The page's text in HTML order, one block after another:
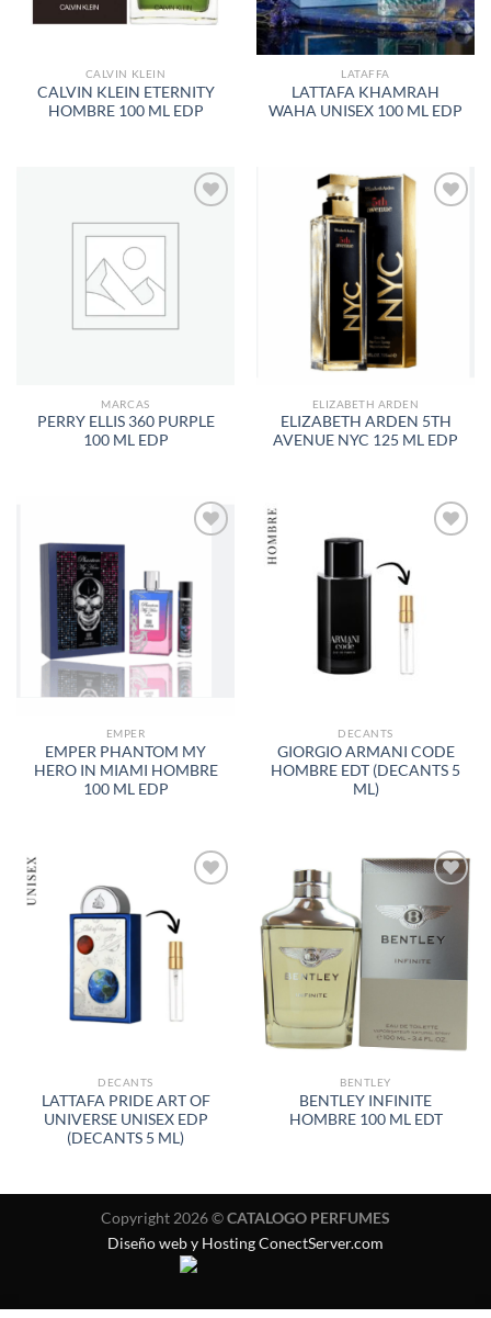
CALVIN KLEIN
CALVIN KLEIN ETERNITY
HOMBRE 100 ML EDP
LATAFFA
LATTAFA KHAMRAH
WAHA UNISEX 100 ML EDP
AÑADIR
MARCAS
PERRY ELLIS 360 PURPLE
100 ML EDP
AÑADIR
DESEOS
ELIZABETH ARDEN
ELIZABETH ARDEN 5TH
AVENUE NYC 125 ML EDP
LISTA
DE
DESEOS
EMPER
EMPER PHANTOM MY
HERO IN MIAMI HOMBRE
100 ML EDP
A LA
LISTA
DESEOS
DECANTS
GIORGIO ARMANI CODE
HOMBRE EDT (DECANTS 5
ML)
A LA
LISTA
DE
DESEOS
DECANTS
LATTAFA PRIDE ART OF
UNIVERSE UNISEX EDP
(DECANTS 5 ML)
AÑADIR
A LA
LISTA
DE
DESEOS
BENTLEY
BENTLEY INFINITE
HOMBRE 100 ML EDT
Copyright 2026 ©CATALOGO PERFUMES
Diseño web y Hosting ConectServer.com